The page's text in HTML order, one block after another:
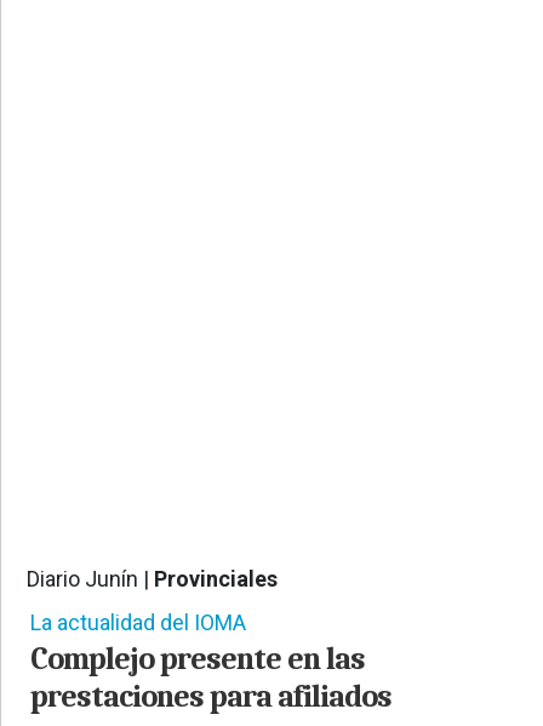
Diario Junín | Provinciales
La actualidad del IOMA
Complejo presente en las
prestaciones para afiliados